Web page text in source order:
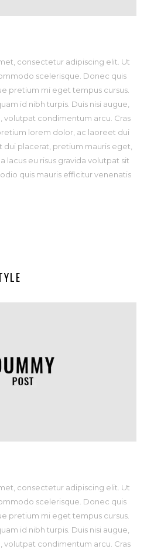
consectetur adipiscing elit. Ut
scelerisque. Donec quis
pretium mi eget tempus cursus.
id nibh turpis. Duis nisi augue,
volutpat condimentum arcu. Cras
lorem dolor, ac laoreet dui
dui placerat, pretium mauris eget,
lacus eu risus gravida volutpat sit
quis mauris efficitur venenatis
consectetur adipiscing elit. Ut
scelerisque. Donec quis
pretium mi eget tempus cursus.
id nibh turpis. Duis nisi augue,
volutpat condimentum arcu. Cras